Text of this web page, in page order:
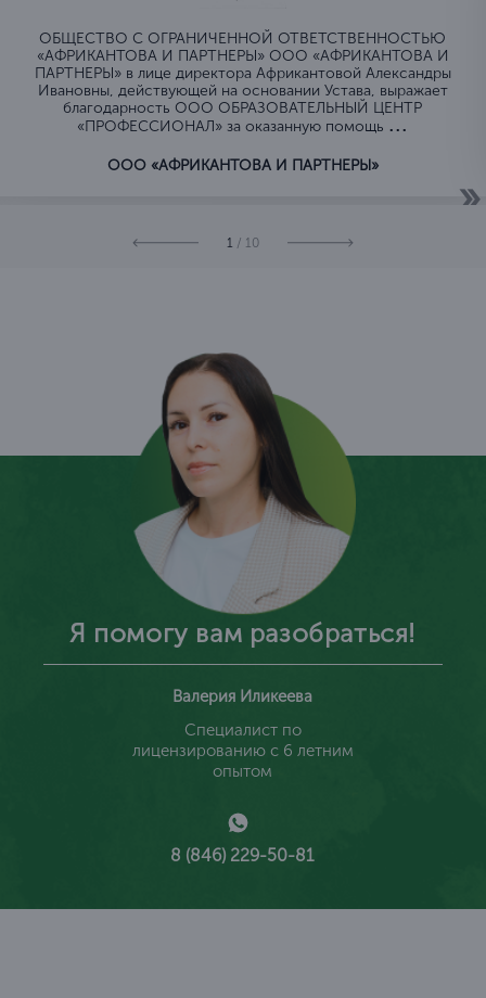
ОБЩЕСТВО C ОГРАНИЧЕННОЙ ОТВЕТСТВЕННОСТЬЮ
«АФРИКАНТОВА И ПАРТНЕРЫ» ООО «АФРИКАНТОВА И
ПАРТНЕРЫ» в лице директора Африкантовой Александры
Ивановны, действующей на основании Устава, выражает
благодарность ООО ОБРАЗОВАТЕЛЬНЫЙ ЦЕНТР
«ПРОФЕССИОНАЛ» за оказанную помощь ...
ООО «АФРИКАНТОВА И ПАРТНЕРЫ»
1 / 10
Я помогу вам разобраться!
Валерия Иликеева
Специалист по
лицензированию с 6 летним
опытом
8 (846) 229-50-81